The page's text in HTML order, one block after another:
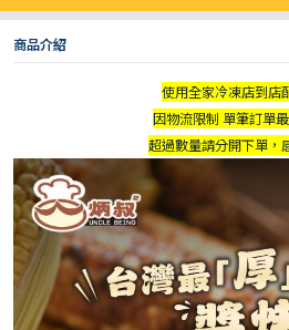
商品介紹
使用全家冷凍店到店
因物流限制 單筆訂單
超過數量請分開下單，